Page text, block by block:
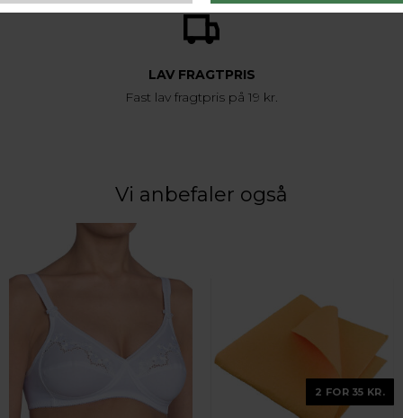
LAV FRAGTPRIS
Fast lav fragtpris på 19 kr.
Vi anbefaler også
2 FOR 35 KR.